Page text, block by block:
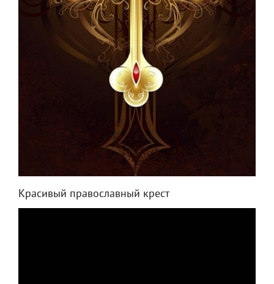
Красивый православный крест